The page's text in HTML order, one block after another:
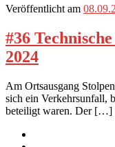
Veröffentlicht am
#36
2024
Am Ortsausgang
sich ein Verkehrsunfall,
beteiligt waren. Der […]